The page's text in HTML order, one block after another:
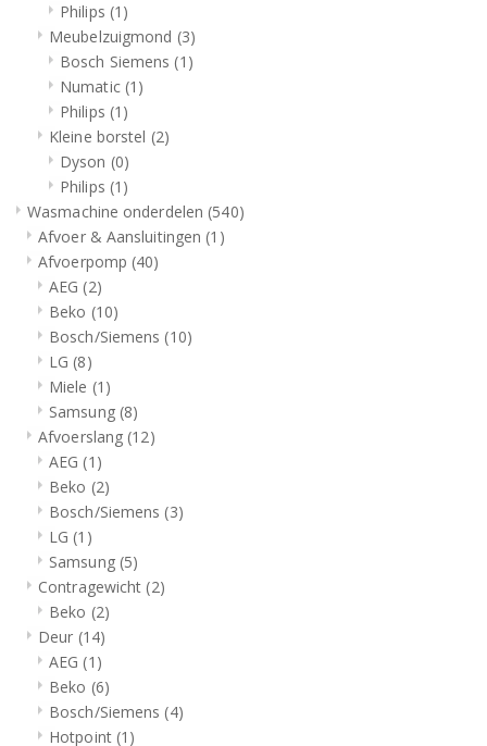
Philips (1)
Meubelzuigmond (3)
Bosch Siemens (1)
Numatic (1)
Philips (1)
Kleine borstel (2)
Dyson (0)
Philips (1)
Wasmachine onderdelen (540)
Afvoer & Aansluitingen (1)
Afvoerpomp (40)
AEG (2)
Beko (10)
Bosch/Siemens (10)
LG (8)
Miele (1)
Samsung (8)
Afvoerslang (12)
AEG (1)
Beko (2)
Bosch/Siemens (3)
LG (1)
Samsung (5)
Contragewicht (2)
Beko (2)
Deur (14)
AEG (1)
Beko (6)
Bosch/Siemens (4)
Hotpoint (1)